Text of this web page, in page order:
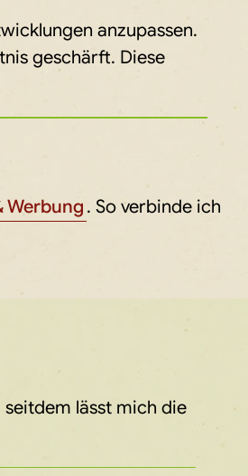
anzupassen.
geschärft. Diese
Werbung . So verbinde ich
seitdem lässt mich die